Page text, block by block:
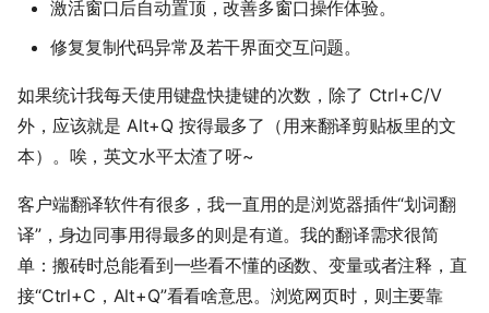
激活窗口后自动置顶，改善多窗口操作体验。
修复复制代码异常及若干界面交互问题。
如果统计我每天使用键盘快捷键的次数，除了 Ctrl+C/V
外，应该就是 Alt+Q 按得最多了（用来翻译剪贴板里的文
本）。唉，英文水平太渣了呀~
客户端翻译软件有很多，我一直用的是浏览器插件“划词翻
译”，身边同事用得最多的则是有道。我的翻译需求很简
单：搬砖时总能看到一些看不懂的函数、变量或者注释，直
接“Ctrl+C，Alt+Q”看看啥意思。浏览网页时，则主要靠